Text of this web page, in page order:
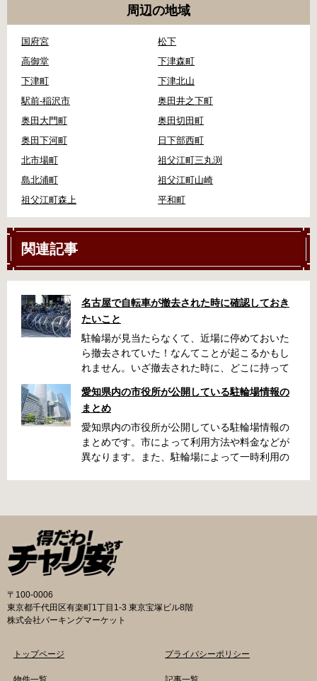
周辺の地域
国府宮
松下
高御堂
下津森町
下津町
下津北山
駅前-稲沢市
奥田井之下町
奥田大門町
奥田切田町
奥田下河町
日下部西町
北市場町
祖父江町三丸渕
島北浦町
祖父江町山崎
祖父江町森上
平和町
関連記事
名古屋で自転車が撤去された時に確認しておき
たいこと
駐輪場が見当たらなくて、近場に停めておいた
ら撤去されていた！なんてことが起こるかもし
れません。いざ撤去された時に、どこに持って
名古屋周辺で自転車が撤去された時に知ってお
くと便利な情報をまとめました。 一宮市で撤去
された場合 一宮市役所 一宮駅・自転車一時保管
所 住所 一宮市栄4丁目6-11 電話 0586-71-7100
最寄駅 JR東海道本線尾張一宮駅より 徒歩4分 返
千種区吹上1丁目(若宮大通内) 電話 052-731-
8544 最寄駅 市バス「千早」下車、花田公園北
名古屋高速高架下より 徒歩2分 返還の際に必要
な書類 返還料 3,500円 自転車の鍵 身分証明証
印鑑 名古屋市HPはこちら 豊田市で撤去された
市朝日ケ丘6丁目74 電話 0565-34-5200 最寄駅
愛知環状鉄道線新上挙母駅より 徒歩15分 返還
放置自転車等引取通知書（郵送されている場
愛知県内の市役所が公開している駐輪場情報の
まとめ
愛知県内の市役所が公開している駐輪場情報の
まとめです。市によって利用方法や料金などが
異なります。また、駐輪場によって一時利用の
の自転車駐輪場 利用方法 利用登録申請書の提出
詳しくは直接管理事務所へお尋ねください。 利
用料金 登録手数料 不要です。 定期利用料金 一
般：2,500円／月 大学生等：1,700円／月 高校
生以下：1,500円／月 一部の方は全額免除とな
障害者手帳をお持ちの方…等） 詳しくは、市役
所にお問い合わせください。 一時利用料金 1日
はこちら 一宮市の自転車駐輪場 利用方法 利用
〒100-0006
東京都千代田区有楽町1丁目1-3 東京宝塚ビル8階
株式会社パーキングマーケット
トップページ プライバシーポリシー